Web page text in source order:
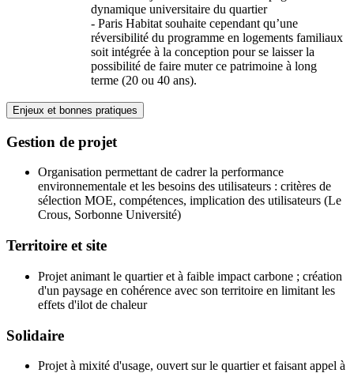
dynamique universitaire du quartier
- Paris Habitat souhaite cependant qu’une
réversibilité du programme en logements familiaux
soit intégrée à la conception pour se laisser la
possibilité de faire muter ce patrimoine à long
terme (20 ou 40 ans).
Enjeux et bonnes pratiques
Gestion de projet
Organisation permettant de cadrer la performance
environnementale et les besoins des utilisateurs : critères de
sélection MOE, compétences, implication des utilisateurs (Le
Crous, Sorbonne Université)
Territoire et site
Projet animant le quartier et à faible impact carbone ; création
d'un paysage en cohérence avec son territoire en limitant les
effets d'ilot de chaleur
Solidaire
Projet à mixité d'usage, ouvert sur le quartier et faisant appel à